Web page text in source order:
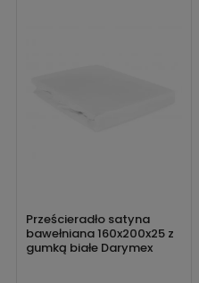
Prześcieradło satyna
bawełniana 160x200x25 z
gumką białe Darymex